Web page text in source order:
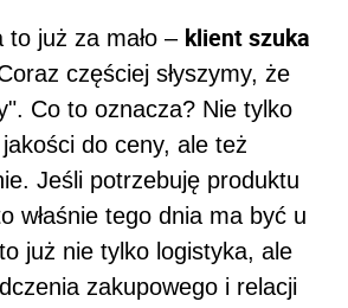
już za mało – klient szuka
częściej słyszymy, że
Co to oznacza? Nie tylko
do ceny, ale też
Jeśli potrzebuję produktu
właśnie tego dnia ma być u
już nie tylko logistyka, ale
zakupowego i relacji